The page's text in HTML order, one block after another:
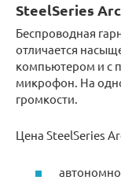
SteelSeries
Беспроводная
отличается
компьютером и с
микрофон. На
громкости.
Цена SteelSeries